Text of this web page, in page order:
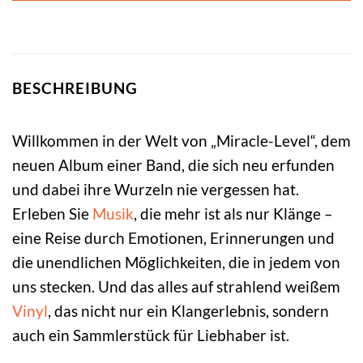
BESCHREIBUNG
Willkommen in der Welt von „Miracle-Level“, dem
neuen Album einer Band, die sich neu erfunden
und dabei ihre Wurzeln nie vergessen hat.
Erleben Sie Musik , die mehr ist als nur Klänge –
eine Reise durch Emotionen, Erinnerungen und
die unendlichen Möglichkeiten, die in jedem von
uns stecken. Und das alles auf strahlend weißem
Vinyl , das nicht nur ein Klangerlebnis, sondern
auch ein Sammlerstück für Liebhaber ist.